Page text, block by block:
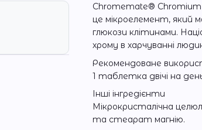
Chromemate® Chromium
це мікроелемент, який
глюкози клітинами.
хрому в харчуванні
Рекомендоване
1 таблетка двічі на
Інші інгредієнти
Мікрокристалічна
та стеарат магнію.